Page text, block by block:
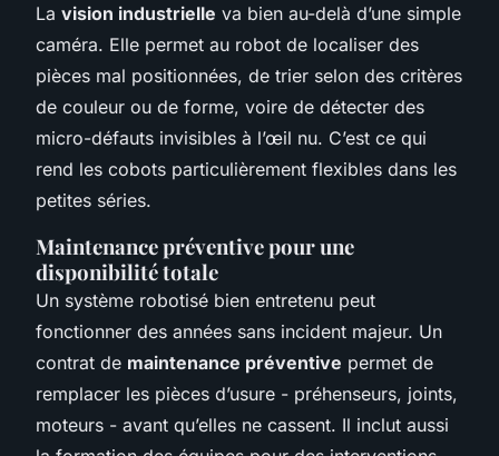
La vision industrielle va bien au-delà d’une simple
caméra. Elle permet au robot de localiser des
pièces mal positionnées, de trier selon des critères
de couleur ou de forme, voire de détecter des
micro-défauts invisibles à l’œil nu. C’est ce qui
rend les cobots particulièrement flexibles dans les
petites séries.
Maintenance préventive pour une
disponibilité totale
Un système robotisé bien entretenu peut
fonctionner des années sans incident majeur. Un
contrat de maintenance préventive permet de
remplacer les pièces d’usure - préhenseurs, joints,
moteurs - avant qu’elles ne cassent. Il inclut aussi